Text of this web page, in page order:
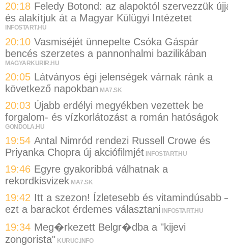
20:18 Feledy Botond: az alapoktól szervezzük
és alakítjuk át a Magyar Külügyi Intézetet
INFOSTART.HU
20:10 Vasmiséjét ünnepelte Csóka Gáspár
bencés szerzetes a pannonhalmi bazilikában
MAGYARKURIR.HU
20:05 Látványos égi jelenségek várnak ránk a
következő napokban MA7.SK
20:03 Újabb erdélyi megyékben vezettek be
forgalom- és vízkorlátozást a román hatóságok
GONDOLA.HU
19:54 Antal Nimród rendezi Russell Crowe és
Priyanka Chopra új akciófilmjét INFOSTART.HU
19:46 Egyre gyakoribbá válhatnak a
rekordkisvizek MA7.SK
19:42 Itt a szezon! Ízletesebb és vitamindúsabb
ezt a barackot érdemes választani INFOSTART.HU
19:34 Meg�rkezett Belgr�dba a "kijevi
zongorista" KURUC.INFO